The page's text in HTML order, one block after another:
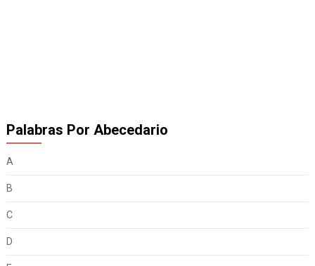
Palabras Por Abecedario
A
B
C
D